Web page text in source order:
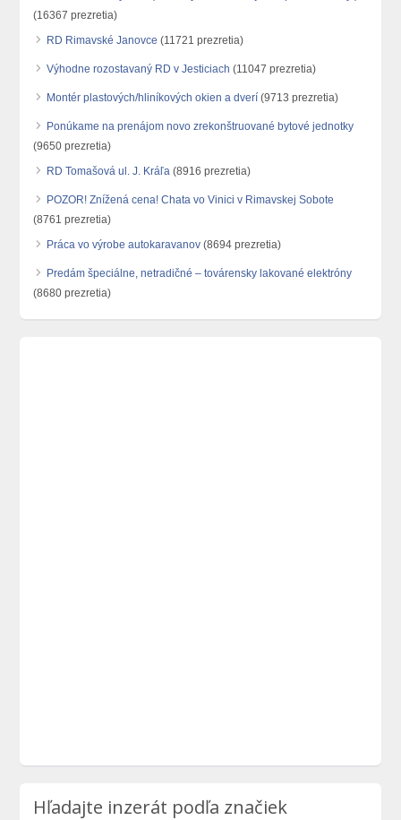
(16367 prezretia)
RD Rimavské Janovce (11721 prezretia)
Výhodne rozostavaný RD v Jesticiach (11047 prezretia)
Montér plastových/hliníkových okien a dverí (9713 prezretia)
Ponúkame na prenájom novo zrekonštruované bytové jednotky
(9650 prezretia)
RD Tomašová ul. J. Kráľa (8916 prezretia)
POZOR! Znížená cena! Chata vo Vinici v Rimavskej Sobote
(8761 prezretia)
Práca vo výrobe autokaravanov (8694 prezretia)
Predám špeciálne, netradičné – továrensky lakované elektróny
(8680 prezretia)
Hľadajte inzerát podľa značiek